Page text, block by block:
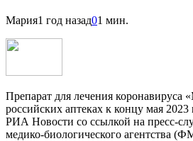
Мария1 год назад01 мин.
Препарат для лечения коронавируса
российских аптеках к концу мая
РИА Новости со ссылкой на пресс-
медико-биологического агентства